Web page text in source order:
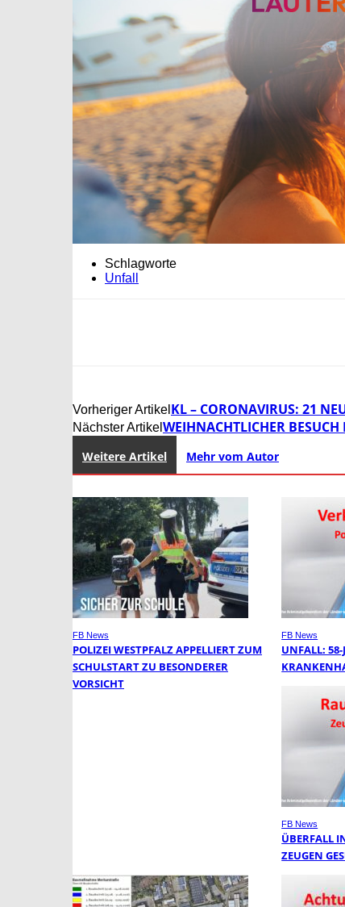
Schlagworte
Unfall
Vorheriger Artikel KL – CORONAVIRUS: 21
Nächster Artikel WEIHNACHTLICHER
Weitere Artikel Mehr vom Autor
FB News
POLIZEI WESTPFALZ APPELLIERT ZUM
SCHULSTART ZU BESONDERER
VORSICHT
FB News
UNFALL: 58-
FB News
ÜBERFALL
EUGEN